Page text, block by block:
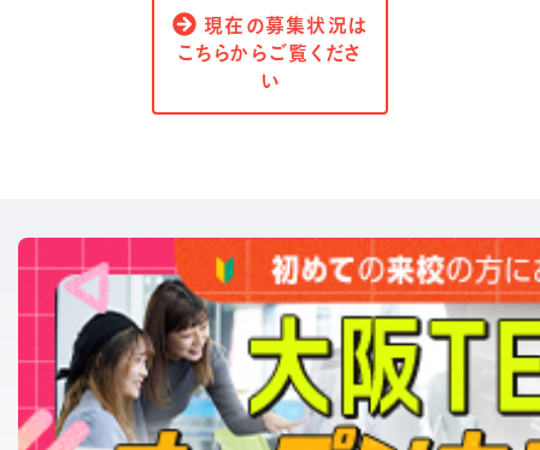
現在の募集状況は
こちらからご覧くださ
い